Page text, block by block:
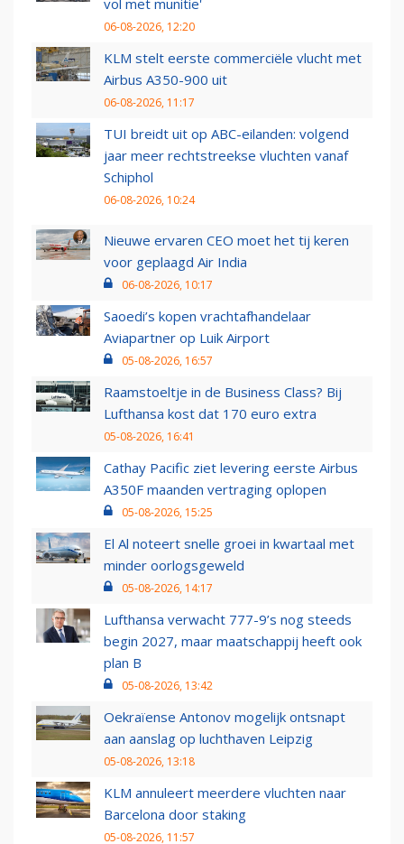
vol met munitie'
06-08-2026, 12:20
KLM stelt eerste commerciële vlucht met
Airbus A350-900 uit
06-08-2026, 11:17
TUI breidt uit op ABC-eilanden: volgend
jaar meer rechtstreekse vluchten vanaf
Schiphol
06-08-2026, 10:24
Nieuwe ervaren CEO moet het tij keren
voor geplaagd Air India
06-08-2026, 10:17
Saoedi’s kopen vrachtafhandelaar
Aviapartner op Luik Airport
05-08-2026, 16:57
Raamstoeltje in de Business Class? Bij
Lufthansa kost dat 170 euro extra
05-08-2026, 16:41
Cathay Pacific ziet levering eerste Airbus
A350F maanden vertraging oplopen
05-08-2026, 15:25
El Al noteert snelle groei in kwartaal met
minder oorlogsgeweld
05-08-2026, 14:17
Lufthansa verwacht 777-9’s nog steeds
begin 2027, maar maatschappij heeft ook
plan B
05-08-2026, 13:42
Oekraïense Antonov mogelijk ontsnapt
aan aanslag op luchthaven Leipzig
05-08-2026, 13:18
KLM annuleert meerdere vluchten naar
Barcelona door staking
05-08-2026, 11:57